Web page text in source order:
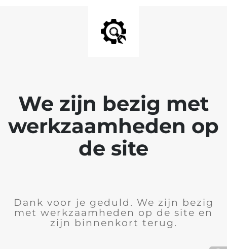
We zijn bezig met
werkzaamheden op
de site
Dank voor je geduld. We zijn bezig
met werkzaamheden op de site en
zijn binnenkort terug.